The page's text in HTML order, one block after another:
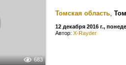
683
Томская область,
12 декабря 2016 г.,
Автор: X-Rayder